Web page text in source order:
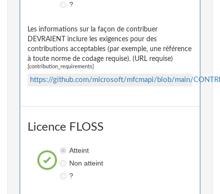
?
Les informations sur la façon de contribuer
DEVRAIENT inclure les exigences pour des
contributions acceptables (par exemple, une référence
à toute norme de codage requise). (URL requise)
[contribution_requirements]
https://github.com/microsoft/mfcmapi/blob/main/
Licence FLOSS
Atteint
Non atteint
?